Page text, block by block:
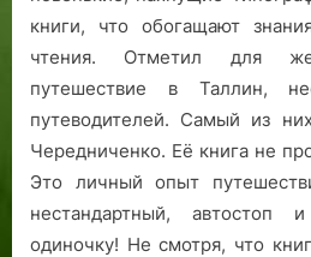
книги, что обогащают
чтения. Отметил для
путешествие в Таллин,
путеводителей. Самый из
Чередниченко. Её книга не
Это личный опыт
нестандартный,
одиночку! Не смотря, что